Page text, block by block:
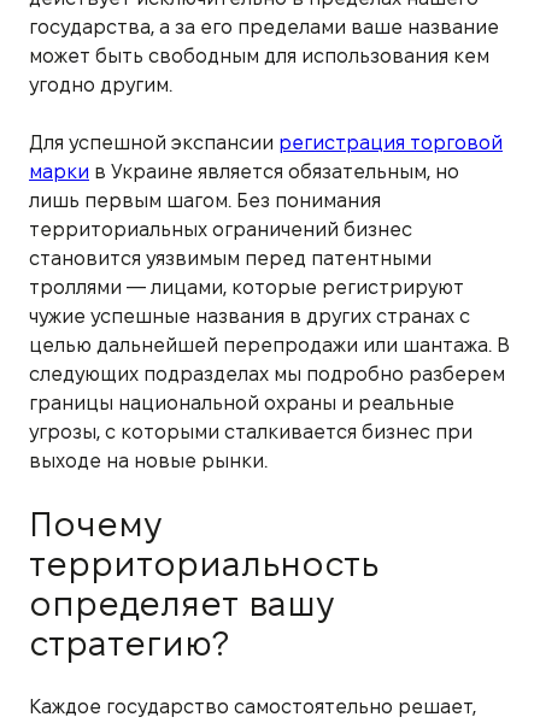
государства, а за его пределами ваше название
может быть свободным для использования кем
угодно другим.
Для успешной экспансии регистрация торговой
марки в Украине является обязательным, но
лишь первым шагом. Без понимания
территориальных ограничений бизнес
становится уязвимым перед патентными
троллями — лицами, которые регистрируют
чужие успешные названия в других странах с
целью дальнейшей перепродажи или шантажа. В
следующих подразделах мы подробно разберем
границы национальной охраны и реальные
угрозы, с которыми сталкивается бизнес при
выходе на новые рынки.
Почему
территориальность
определяет вашу
стратегию?
Каждое государство самостоятельно решает,